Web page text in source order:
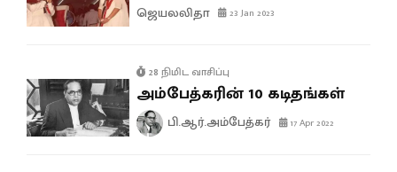
ஜெயலலிதா 23 Jan 2023
28 நிமிட வாசிப்பு
அம்பேத்கரின் 10 கடிதங்கள்
பி.ஆர்.அம்பேத்கர் 17 Apr 2022